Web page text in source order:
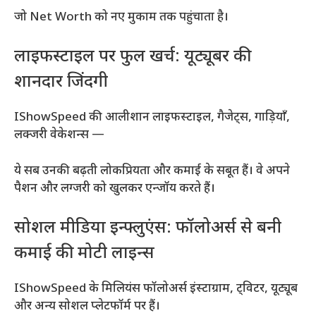
जो Net Worth को नए मुकाम तक पहुंचाता है।
लाइफस्टाइल पर फुल खर्च: यूट्यूबर की
शानदार जिंदगी
IShowSpeed की आलीशान लाइफस्टाइल, गैजेट्स, गाड़ियाँ,
लक्जरी वेकेशन्स —
ये सब उनकी बढ़ती लोकप्रियता और कमाई के सबूत हैं। वे अपने
पैशन और लग्जरी को खुलकर एन्जॉय करते हैं।
सोशल मीडिया इन्फ्लुएंस: फॉलोअर्स से बनी
कमाई की मोटी लाइन्स
IShowSpeed के मिलियंस फॉलोअर्स इंस्टाग्राम, ट्विटर, यूट्यूब
और अन्य सोशल प्लेटफॉर्म पर हैं।